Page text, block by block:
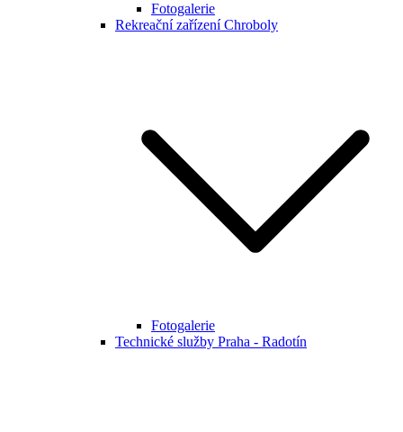
Fotogalerie
Rekreační zařízení Chroboly
Fotogalerie
Technické služby Praha - Radotín